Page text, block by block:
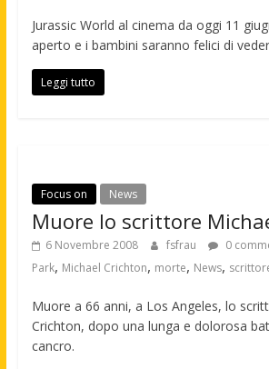
Jurassic World al cinema da oggi 11
aperto e i bambini saranno felici di
Leggi tutto
Focus on News
Muore lo scrittore
6 Novembre 2008 fsfrau 0
Park, Michael Crichton, morte, News,
Muore a 66 anni, a Los Angeles, lo
Crichton, dopo una lunga e dolorosa
cancro.